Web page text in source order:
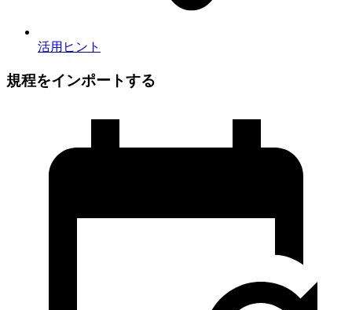
活用ヒント
規程をインポートする